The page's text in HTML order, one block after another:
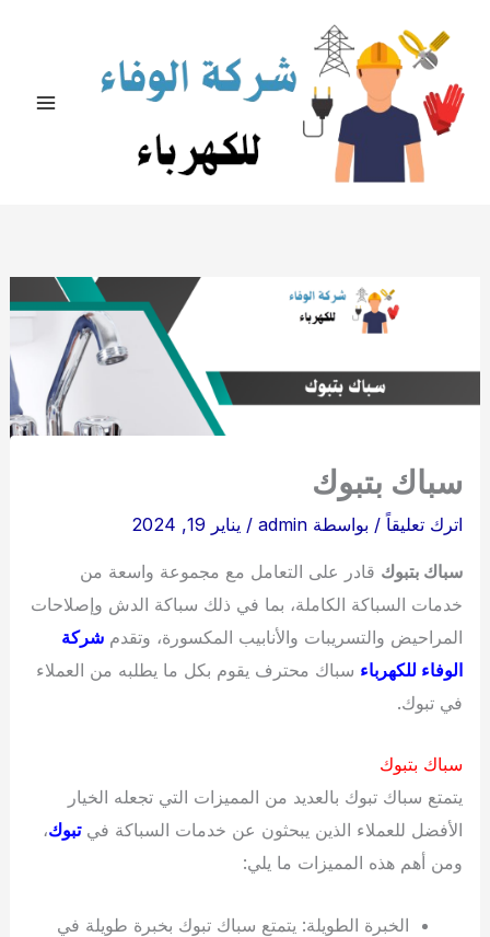
المحتوى
سباك بتبوك
اترك تعليقاً / بواسطة admin
/ يناير 19, 2024
سباك بتبوك قادر على التعامل مع مجموعة واسعة من
خدمات السباكة الكاملة، بما في ذلك سباكة الدش وإصلاحات
المراحيض والتسريبات والأنابيب المكسورة، وتقدمشركة
الوفاء للكهرباء سباك محترف يقوم بكل ما يطلبه من العملاء
في تبوك.
سباك بتبوك
يتمتع سباك تبوك بالعديد من المميزات التي تجعله الخيار
الأفضل للعملاء الذين يبحثون عن خدمات السباكة فيتبوك،
ومن أهم هذه المميزات ما يلي:
الخبرة الطويلة: يتمتع سباك تبوك بخبرة طويلة في